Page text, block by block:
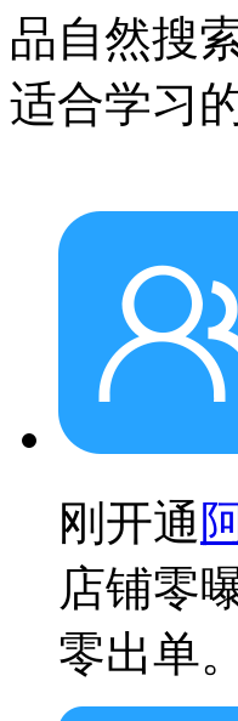
品自然搜
适合学习
刚开通
店铺零
零出单。